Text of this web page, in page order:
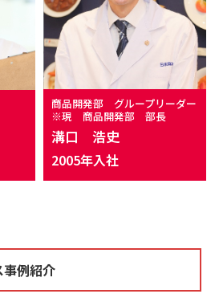
商品開発部 グループリーダー
※現 商品開発部 部長
溝口 浩史
2005年入社
事例紹介